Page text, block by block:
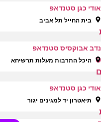
אודי כגן סטנדאפ
בית החייל תל אביב
נדב אבוקסיס סטנדאפ
היכל התרבות מעלות תרשיחא
אודי כגן סטנדאפ
תיאטרון יד למגינים יגור